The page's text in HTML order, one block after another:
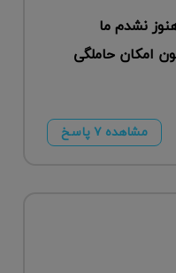
هنوز نشدم ما
امکان حاملگی
مشاهده ۷ پاسخ